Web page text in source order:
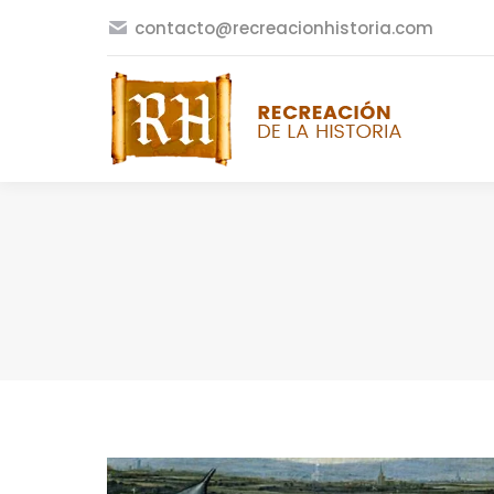
contacto@recreacionhistoria.com